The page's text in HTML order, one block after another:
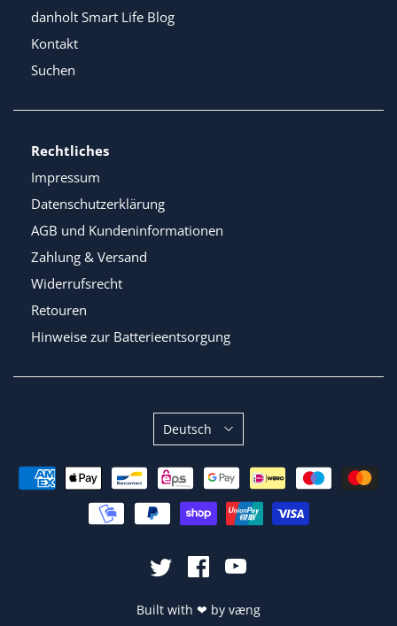
danholt Smart Life Blog
Kontakt
Suchen
Rechtliches
Impressum
Datenschutzerklärung
AGB und Kundeninformationen
Zahlung & Versand
Widerrufsrecht
Retouren
Hinweise zur Batterieentsorgung
Built with ❤ by væng
Sprache
Deutsch